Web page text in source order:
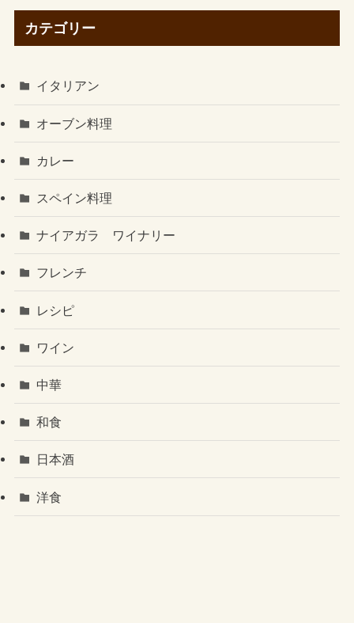
カテゴリー
イタリアン
オーブン料理
カレー
スペイン料理
ナイアガラ ワイナリー
フレンチ
レシピ
ワイン
中華
和食
日本酒
洋食